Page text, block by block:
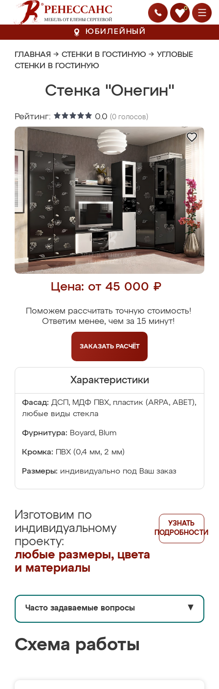
0
ЮБИЛЕЙНЫЙ
ГЛАВНАЯ → СТЕНКИ В ГОСТИНУЮ → УГЛОВЫЕ
СТЕНКИ В ГОСТИНУЮ
Стенка "Онегин"
Рейтинг: 0.0 (0 голосов)
Цена: от 45 000 ₽
Поможем рассчитать точную стоимость!
Ответим менее, чем за 15 минут!
ЗАКАЗАТЬ РАСЧЁТ
Характеристики
Фасад: ДСП, МДФ ПВХ, пластик (ARPA, ABET),
любые виды стекла
Фурнитура: Boyard, Blum
Кромка: ПВХ (0,4 мм, 2 мм)
Размеры: индивидуально под Ваш заказ
Изготовим по
индивидуальному
проекту:
любые размеры, цвета
и материалы
УЗНАТЬ
ПОДРОБНОСТИ
Часто задаваемые вопросы ▼
Схема работы